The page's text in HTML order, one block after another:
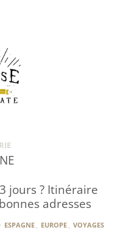
jours ? Itinéraire
adresses
ESPAGNE EUROPE VOYAGES